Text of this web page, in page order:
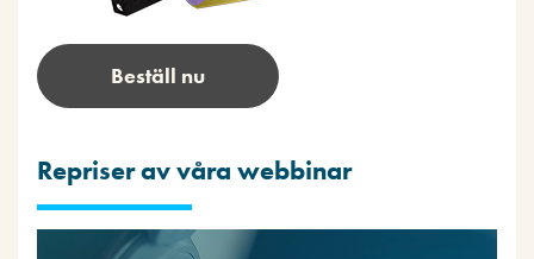
Beställ nu
Repriser av våra webbinar